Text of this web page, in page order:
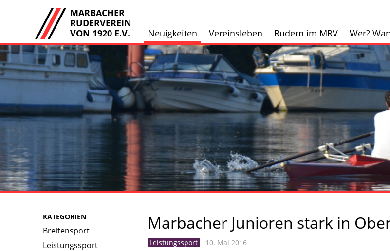
MARBACHER
RUDERVEREIN
VON 1920 E.V.
Neuigkeiten Vereinsleben Rudern im MRV Wer?
KATEGORIEN
Breitensport
Leistungssport
Marbacher Junioren stark in
Leistungssport
10. Mai 2016